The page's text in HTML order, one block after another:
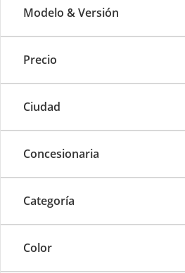
Modelo & Versión
Precio
Ciudad
Concesionaria
Categoría
Color